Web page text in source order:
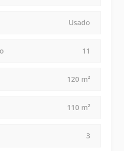
Usado
11
120 m²
110 m²
3